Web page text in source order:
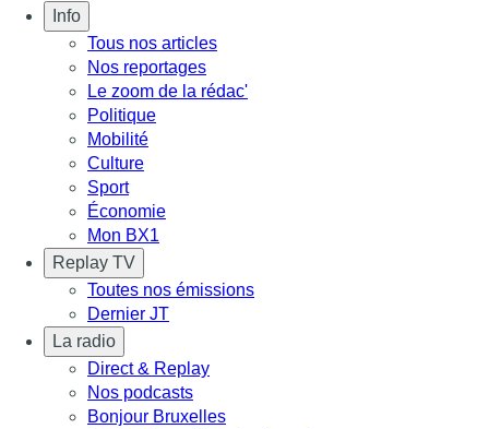
Info
Tous nos articles
Nos reportages
Le zoom de la rédac'
Politique
Mobilité
Culture
Sport
Économie
Mon BX1
Replay TV
Toutes nos émissions
Dernier JT
La radio
Direct & Replay
Nos podcasts
Bonjour Bruxelles